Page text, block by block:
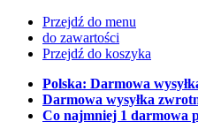
Przejdź do menu
do zawartości
Przejdź do koszyka
Polska: Darmowa
Darmowa wysyłka
Co najmniej 1 darmowa